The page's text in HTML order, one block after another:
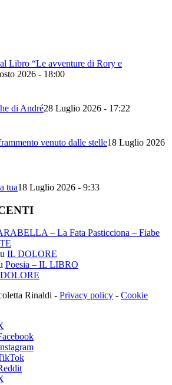
Libro “Le avventure di Rory e
2026 - 18:00
di André28 Luglio 2026 - 17:22
venuto dalle stelle18 Luglio 2026
tua18 Luglio 2026 - 9:33
– La Fata Pasticciona – Fiabe
IL DOLORE
Poesia – IL LIBRO
Rinaldi - Privacy policy - Cookie